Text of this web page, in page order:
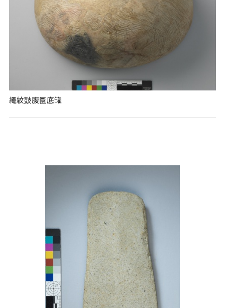
繩紋鼓腹圜底罐